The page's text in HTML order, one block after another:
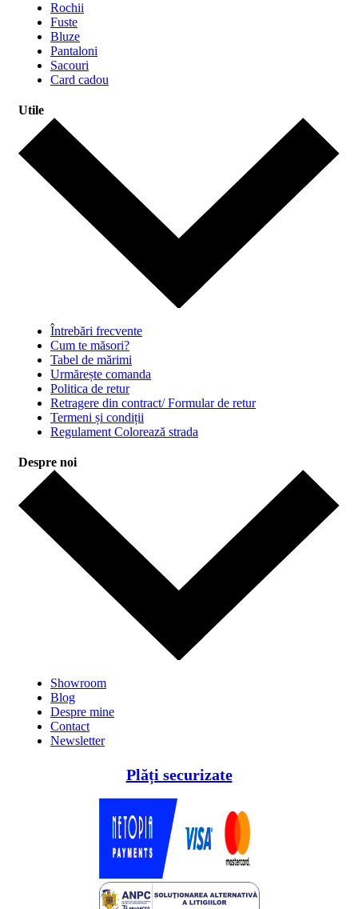
Rochii
Fuste
Bluze
Pantaloni
Sacouri
Card cadou
Utile
Întrebări frecvente
Cum te măsori?
Tabel de mărimi
Urmărește comanda
Politica de retur
Retragere din contract/ Formular de retur
Termeni și condiții
Regulament Colorează strada
Despre noi
Showroom
Blog
Despre mine
Contact
Newsletter
Plăți securizate